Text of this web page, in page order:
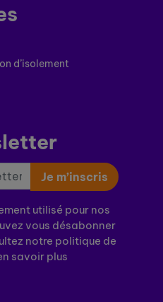
d’isolement
Je m’inscris
utilisé pour nos
vous désabonner
notre politique de
savoir plus